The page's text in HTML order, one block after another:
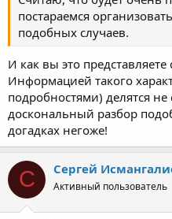
постараемся
подобных случаев.
И как вы это представляете
Информацией такого
подробностями) делятся
доскональный разбор
догадках негоже!
С Сергей
Активный пользователь